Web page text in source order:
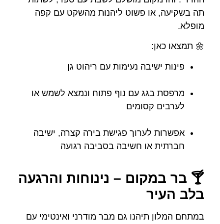
תה בשקיעה, או פשוט ליהנות מהשקט עם קפה
מופלא.
🌼 תמצאו כאן:
פינות ישיבה נעימות עם ריהוט גן
מרפסת בגג עם נוף פתוח ונמצא לשמש או
לערבים קסומים
אפשרות לערוך פגישת בירה קצרה, ישיבה
חברתית או חשיבה בסביבה רגועה
🍸 בר במקום – נינוחות והרגעה
בלב העיר
במתחם המלון תיהנו גם מבר מודרני ואינטימי עם